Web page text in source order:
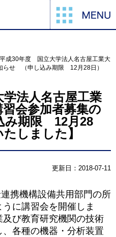
平成30年度 国立大学法人名古屋工業大
らせ （申し込み期限 12月28日）
法人名古屋工業
会参加者募集の
み期限 12月28
しました】
更新日：2018-07-11
携機構設備共用部門の所
に講習会を開催しま
び教育研究機関の技術
各種の機器・分析装置